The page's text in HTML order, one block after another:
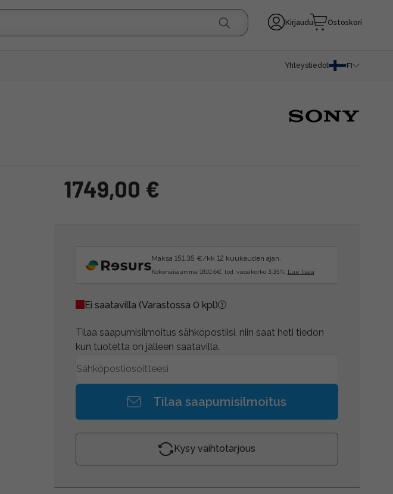
Kirjaudu Ostoskori
Yhteystiedot FI
1749,00 €
Maksa 151.35 €/kk 12 kuukauden ajan.
Kokonaissumma 1810.6€, tod. vuosikorko 3.35%. Lue lisää
Ei saatavilla (Varastossa 0 kpl)
Tilaa saapumisilmoitus sähköpostiisi, niin saat heti tiedon
kun tuotetta on jälleen saatavilla.
Tilaa saapumisilmoitus
Kysy vaihtotarjous